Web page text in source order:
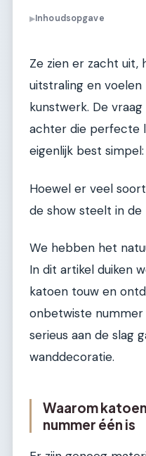
▶Inhoudsopgave
Ze zien er zacht uit,
uitstraling en voelen
kunstwerk. De
achter die perfecte
eigenlijk best
Hoewel er veel
de show steelt in
We hebben het
In dit artikel duiken
katoen touw en
onbetwiste nummer
serieus aan de slag
wanddecoratie.
Waarom
nummer één is